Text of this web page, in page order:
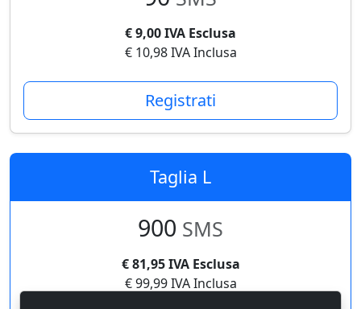
€ 9,00 IVA Esclusa
€ 10,98 IVA Inclusa
Registrati
Taglia L
900 SMS
€ 81,95 IVA Esclusa
€ 99,99 IVA Inclusa